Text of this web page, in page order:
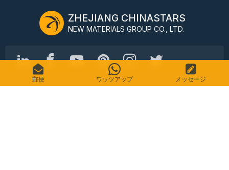
ZHEJIANG CHINASTARS
NEW MATERIALS GROUP CO., LTD.
郵便 ワッツアップ メッセージ